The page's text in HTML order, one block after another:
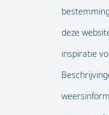
deze
inspiratie